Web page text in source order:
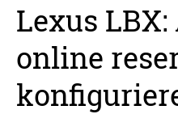
Lexus
online